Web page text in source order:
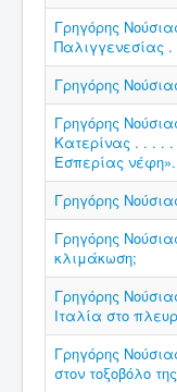
Γρηγόρης
Παλιγγενεσίας
Γρηγόρης
Γρηγόρης
Κατερίνας . . . .
Εσπερίας νέφη».
Γρηγόρης
Γρηγόρης
κλιμάκωση;
Γρηγόρης
Ιταλία στο
Γρηγόρης
στον τοξοβόλο